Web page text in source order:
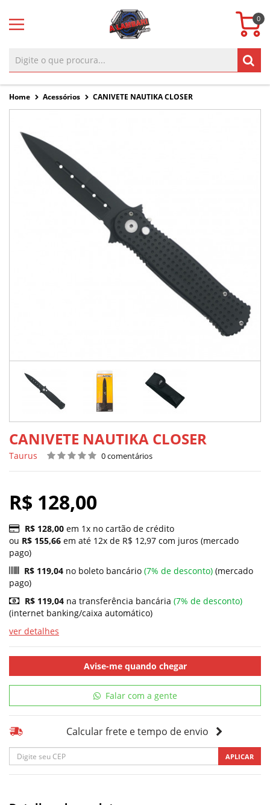
0
Home Acessórios CANIVETE NAUTIKA CLOSER
CANIVETE NAUTIKA CLOSER
Taurus 0 comentários
R$ 128,00
R$ 128,00 em 1x no cartão de crédito
ou R$ 155,66 em até 12x de R$ 12,97 com juros (mercado
pago)
R$ 119,04 no boleto bancário (7% de desconto) (mercado
pago)
R$ 119,04 na transferência bancária (7% de desconto)
(internet banking/caixa automático)
ver detalhes
Avise-me quando chegar
Falar com a gente
Calcular frete e tempo de envio
APLICAR